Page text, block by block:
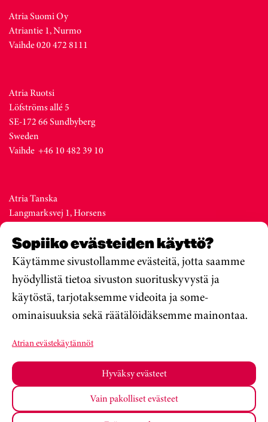
Sopiiko evästeiden käyttö?
Käytämme sivustollamme evästeitä, jotta saamme
hyödyllistä tietoa sivuston suorituskyvystä ja
käytöstä, tarjotaksemme videoita ja some-
ominaisuuksia sekä räätälöidäksemme mainontaa.
Atrian evästekäytännöt
Hyväksy evästeet
Vain pakolliset evästeet
Atria Suomi Oy
Atriantie 1, Nurmo
Vaihde 020 472 8111
Atria Ruotsi
Löfströms allé 5
SE-172 66 Sundbyberg
Sweden
Vaihde +46 10 482 39 10
Atria Tanska
Langmarksvej 1, Horsens
Denmark
Vaihde +45 76 28 25 00
Atria Viro
Metsa str. 19, Valga
Estonia
Vaihde +372 76 79 900